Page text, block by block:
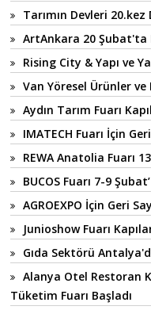
Tarımın Devleri
ArtAnkara 20 Şubat'ta
Rising City & Yapı ve
Van Yöresel Ürünler ve
Aydın Tarım Fuarı
IMATECH Fuarı İçin
REWA Anatolia Fuarı
BUCOS Fuarı 7-9
AGROEXPO İçin Geri
Junioshow Fuarı
Gıda Sektörü
Alanya Otel Restoran
Tüketim Fuarı Başladı